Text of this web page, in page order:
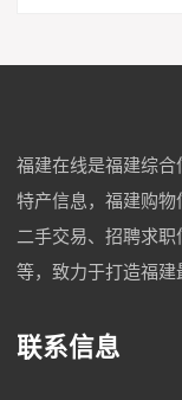
福建在线是福建综
特产信息，福建购物
二手交易、招聘求
等，致力于打造福建
联系信息